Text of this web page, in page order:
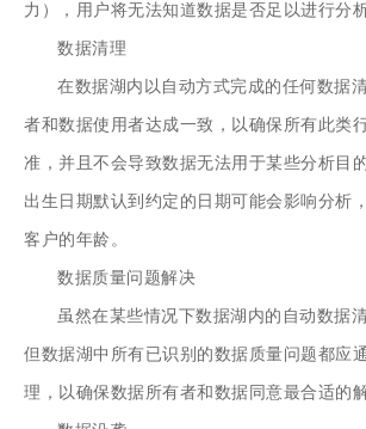
力），用户将无法知道数据是否足以进行分析
数据清理
在数据湖内以自动方式完成的任何数据
者和数据使用者达成一致，以确保所有此类
准，并且不会导致数据无法用于某些分析目
出生日期默认到约定的日期可能会影响分析
客户的年龄。
数据质量问题解决
虽然在某些情况下数据湖内的自动数据
但数据湖中所有已识别的数据质量问题都应
理，以确保数据所有者和数据同意最合适的